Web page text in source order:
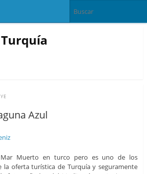
Azul
Mar Muerto en turco pero es uno de los
la oferta turística de Turquía y seguramente